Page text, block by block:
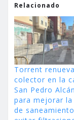
Relacionado
Torrent
colector en la
San Pedro
para mejorar la
de